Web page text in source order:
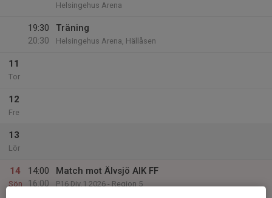
Helsingehus Arena
19:30
20:30
Träning
Helsingehus Arena, Hällåsen
11
Tor
12
Fre
13
Lör
14
Sön
14:00
16:00
Match mot Älvsjö AIK FF
P16 Div.1 2026 - Region 5